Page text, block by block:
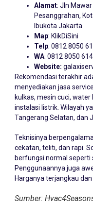
Alamat: Jln Mawar
Pesanggrahan,
Ibukota Jakarta
Map: KlikDiSini
Telp: 0812 8050
WA: 0812 8050
Website:
Rekomendasi terakhir
menyediakan jasa
kulkas, mesin cuci,
instalasi listrik. Wilayah
Tangerang Selatan, dan
Teknisinya
cekatan, teliti, dan rapi.
berfungsi normal seperti
Penggunaannya juga
Harganya terjangkau
Sumber: